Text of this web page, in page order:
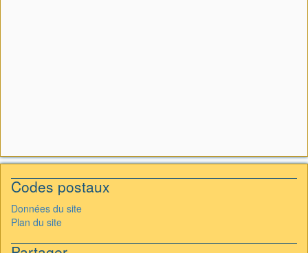
Codes postaux
Données du site
Plan du site